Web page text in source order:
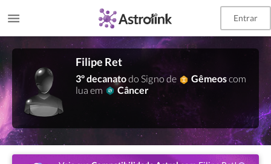
Entrar
Filipe Ret
3º decanatodo Signo de Gêmeoscom
lua em
Câncer